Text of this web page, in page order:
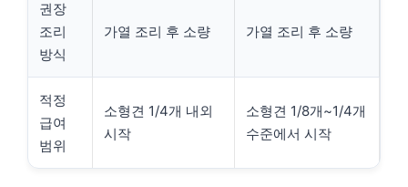
권장
조리
방식
가열 조리 후 소량 가열 조리 후 소량
적정
급여
범위
소형견 1/4개 내외
시작
소형견 1/8개~1/4개
수준에서 시작